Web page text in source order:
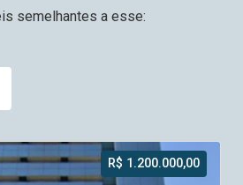
semelhantes a esse:
R$ 1.200.000,00